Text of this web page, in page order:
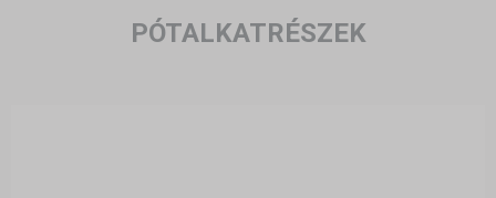
PÓTALKATRÉSZEK